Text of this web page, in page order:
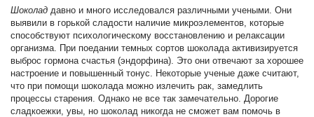
Шоколад давно и много исследовался различными учеными. Они
выявили в горькой сладости наличие микроэлементов, которые
способствуют психологическому восстановлению и релаксации
организма. При поедании темных сортов шоколада активизируется
выброс гормона счастья (эндорфина). Это они отвечают за хорошее
настроение и повышенный тонус. Некоторые ученые даже считают,
что при помощи шоколада можно излечить рак, замедлить
процессы старения. Однако не все так замечательно. Дорогие
сладкоежки, увы, но шоколад никогда не сможет вам помочь в